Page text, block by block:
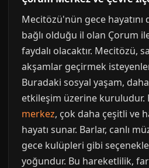
Mecitözü'nün gece
bağlı olduğu il olan Çorum
faydalı olacaktır. Mecitözü,
akşamlar geçirmek
Buradaki sosyal yaşam,
etkileşim üzerine kuruludur.
merkez, çok daha çeşitli ve
hayatı sunar. Barlar, canlı
gece kulüpleri gibi
yoğundur. Bu hareketlilik,